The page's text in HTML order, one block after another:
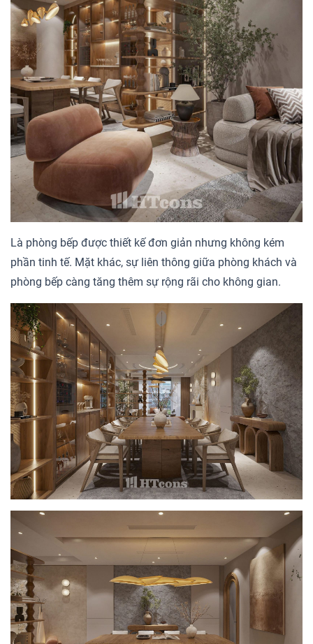
Là phòng bếp được thiết kế đơn giản nhưng không kém
phần tinh tế. Mặt khác, sự liên thông giữa phòng khách và
phòng bếp càng tăng thêm sự rộng rãi cho không gian.